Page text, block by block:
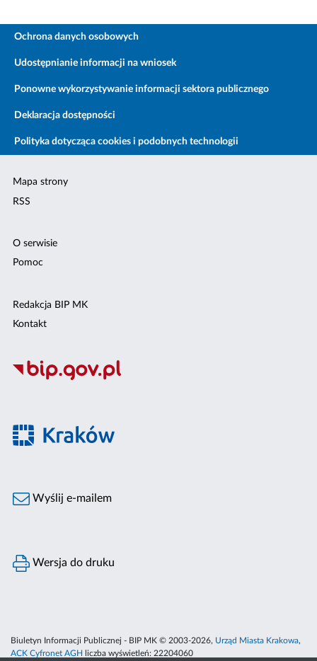
Ochrona danych osobowych
Udostępnianie informacji na wniosek
Ponowne wykorzystywanie informacji sektora publicznego
Deklaracja dostępności
Polityka dotycząca cookies i podobnych technologii
Mapa strony
RSS
O serwisie
Pomoc
Redakcja BIP MK
Kontakt
Wyślij e-mailem
Wersja do druku
Biuletyn Informacji Publicznej - BIP MK © 2003-2026, Urząd Miasta Krakowa,
ACK Cyfronet AGH
liczba wyświetleń: 22204060